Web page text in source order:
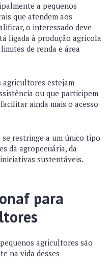
a pequenos
que atendem aos
o interessado deve
ligada à produção agrícola
de renda e área
agricultores estejam
ou que participem
ainda mais o acesso
restringe a um único tipo
da agropecuária, da
sustentáveis.
para
agricultores são
na vida desses